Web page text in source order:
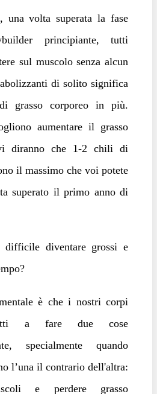
una volta superata la fase
principiante, tutti
sul muscolo senza alcun
di solito significa
grasso corporeo in più.
aumentare il grasso
diranno che 1-2 chili di
il massimo che voi potete
superato il primo anno di
diventare grossi e
è che i nostri corpi
a fare due cose
specialmente quando
l’una il contrario dell'altra:
e perdere grasso